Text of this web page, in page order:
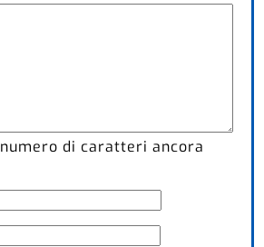
numero di caratteri ancora